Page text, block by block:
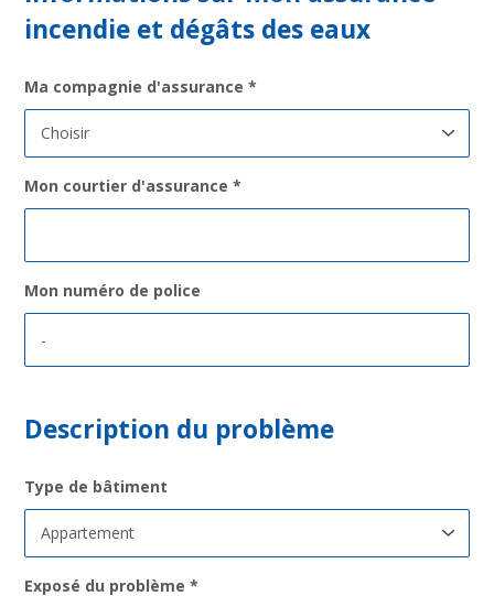
incendie et dégâts des eaux
Ma compagnie d'assurance *
Mon courtier d'assurance *
Mon numéro de police
Description du problème
Type de bâtiment
Exposé du problème *